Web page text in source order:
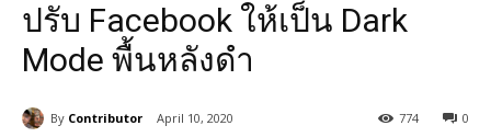
ปรับ Facebook ให้เป็น Dark
Mode พื้นหลังดำ
By Contributor April 10, 2020 0
774